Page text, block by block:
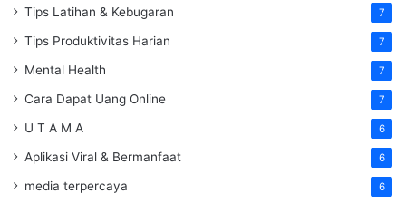
Tips Latihan & Kebugaran 7
Tips Produktivitas Harian 7
Mental Health 7
Cara Dapat Uang Online 7
U T A M A 6
Aplikasi Viral & Bermanfaat 6
media terpercaya 6